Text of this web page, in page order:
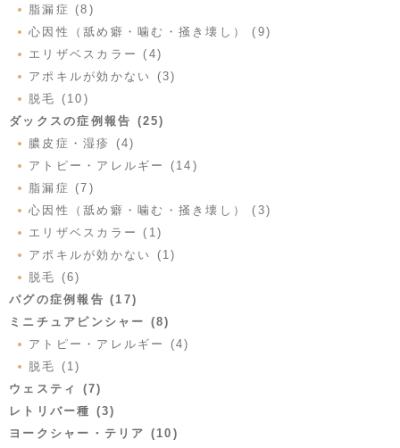
脂漏症 (8)
心因性（舐め癖・噛む・掻き壊し） (9)
エリザベスカラー (4)
アポキルが効かない (3)
脱毛 (10)
ダックスの症例報告 (25)
膿皮症・湿疹 (4)
アトピー・アレルギー (14)
脂漏症 (7)
心因性（舐め癖・噛む・掻き壊し） (3)
エリザベスカラー (1)
アポキルが効かない (1)
脱毛 (6)
パグの症例報告 (17)
ミニチュアピンシャー (8)
アトピー・アレルギー (4)
脱毛 (1)
ウェスティ (7)
レトリバー種 (3)
ヨークシャー・テリア (10)